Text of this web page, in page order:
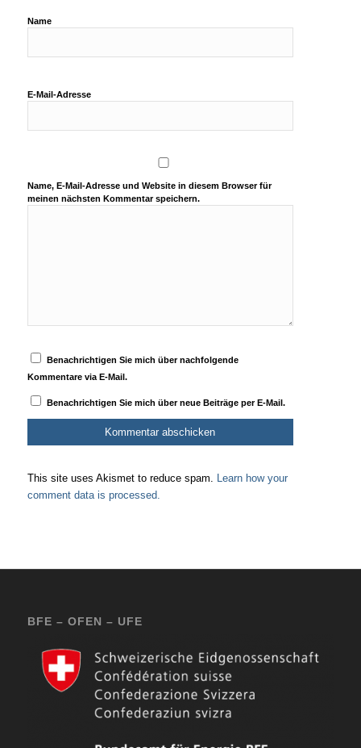
Name
E-Mail-Adresse
Name, E-Mail-Adresse und Website in diesem Browser für
meinen nächsten Kommentar speichern.
Benachrichtigen Sie mich über nachfolgende
Kommentare via E-Mail.
Benachrichtigen Sie mich über neue Beiträge per E-Mail.
This site uses Akismet to reduce spam. Learn how your
comment data is processed.
BFE – OFEN – UFE